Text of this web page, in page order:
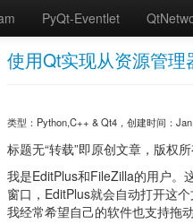
PyQt-Eventlet
使用Qt实现从资源管
类型：Python,C++ & Qt4，创建时间：
标题无“转载”即原创文章，版权
我是EditPlus和FileZilla的用户。
窗口，EditPlus就会自动打开这
我经常希望自己的软件也支持拖